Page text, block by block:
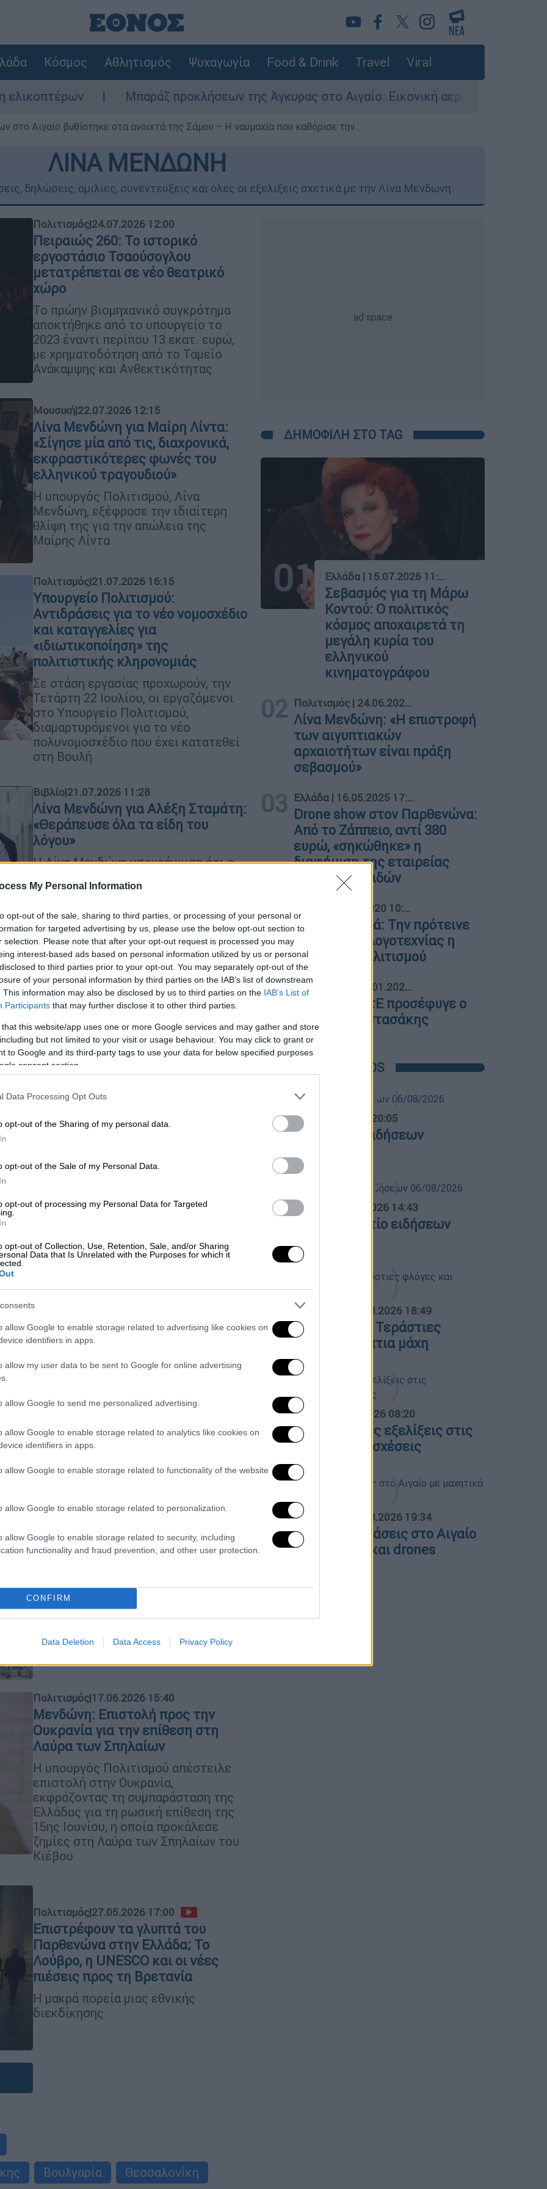
My Personal Information
opt-out of the sale, sharing to third parties, or processing of your personal or
for targeted advertising by us, please use the below opt-out section to
selection. Please note that after your opt-out request is processed you may
interest-based ads based on personal information utilized by us or personal
to third parties prior to your opt-out. You may separately opt-out of the
of your personal information by third parties on the IAB’s list of downstream
This information may also be disclosed by us to third parties on the IAB’s List of
Participants that may further disclose it to other third parties.
that this website/app uses one or more Google services and may gather and store
but not limited to your visit or usage behaviour. You may click to grant or
to Google and its third-party tags to use your data for below specified purposes
consent section.
Data Processing Opt Outs
opt-out of the Sharing of my personal data.
opt-out of the Sale of my Personal Data.
opt-out of processing my Personal Data for Targeted
opt-out of Collection, Use, Retention, Sale, and/or Sharing
Data that Is Unrelated with the Purposes for which it
allow Google to enable storage related to advertising like cookies on
identifiers in apps.
allow my user data to be sent to Google for online advertising
allow Google to send me personalized advertising.
allow Google to enable storage related to analytics like cookies on
identifiers in apps.
allow Google to enable storage related to functionality of the website
allow Google to enable storage related to personalization.
allow Google to enable storage related to security, including
functionality and fraud prevention, and other user protection.
CONFIRM
Data Deletion Data Access Privacy Policy
Κόσμος Αθλητισμός Ψυχαγωγία Food & Drink Travel Viral
Μπαράζ προκλήσεων της Άγκυρας στο Αιγαίο: Εικονική αερομαχία ανάμεσα σε ελληνικά
στο Αιγαίο βυθίστηκε στα ανοιχτά της Σάμου – Η ναυμαχία που καθόρισε την...
ΛΙΝΑ ΜΕΝΔΩΝΗ
δηλώσεις, ομιλίες, συνεντεύξεις και όλες οι εξελίξεις σχετικά με την Λίνα Μενδώνη.
Πολιτισμός|24.07.2026 12:00
Πειραιώς 260: Το ιστορικό
εργοστάσιο Τσαούσογλου
μετατρέπεται σε νέο θεατρικό
χώρο
Το πρώην βιομηχανικό συγκρότημα
αποκτήθηκε από το υπουργείο το
2023 έναντι περίπου 13 εκατ. ευρώ,
με χρηματοδότηση από το Ταμείο
Ανάκαμψης και Ανθεκτικότητας
Μουσική|22.07.2026 12:15
Λίνα Μενδώνη για Μαίρη Λίντα:
«Σίγησε μία από τις, διαχρονικά,
εκφραστικότερες φωνές του
ελληνικού τραγουδιού»
Η υπουργός Πολιτισμού, Λίνα
Μενδώνη, εξέφρασε την ιδιαίτερη
θλίψη της για την απώλεια της
Μαίρης Λίντα
Πολιτισμός|21.07.2026 16:15
Υπουργείο Πολιτισμού:
Αντιδράσεις για το νέο νομοσχέδιο
και καταγγελίες για
«ιδιωτικοποίηση» της
πολιτιστικής κληρονομιάς
Σε στάση εργασίας προχωρούν, την
Τετάρτη 22 Ιουλίου, οι εργαζόμενοι
στο Υπουργείο Πολιτισμού,
διαμαρτυρόμενοι για το νέο
πολυνομοσχέδιο που έχει κατατεθεί
στη Βουλή
Βιβλίο|21.07.2026 11:28
Λίνα Μενδώνη για Αλέξη Σταμάτη:
«Θεράπευσε όλα τα είδη του
λόγου»
Η Λίνα Μενδώνη υπογράμμισε ότι ο
σπάνιες εκείνες περιπτώσεις που
αναγνωστικού κοινού με τη θεσμική
αναγνώριση»
Ελλάδα |15.07.2026 11:47
Σεβασμός για τη Μάρω Κοντού: Ο
πολιτικός κόσμος αποχαιρετά τη
μεγάλη κυρία του ελληνικού
κινηματογράφου
Η τελευταία των μεγάλων
πρωταγωνιστριών
Ετοιμάζεται Εθνικό Μουσείο για
ευρώ για τη δημιουργία του
του Εθνικού Μουσείου για το 1821
από τον υπουργό Εθνικής Άμυνας
Πολιτισμού Λίνα Μενδώνη
Πολιτισμός|24.06.2026 15:37
Λίνα Μενδώνη: «Η επιστροφή των
αιγυπτιακών αρχαιοτήτων είναι
Η υπουργός Πολιτισμού Λίνα
Μενδώνη παρέδωσε στον Πρέσβη
της Αραβικής Δημοκρατίας της
Αιγύπτου στην Ελλάδα, Omar Amer
πολιτισμού, τα οποία είχαν
Ιστορική ημέρα: Συμπληρώθηκε
το δυτικό αέτωμα του Παρθενώνα
Για πρώτη φορά μετά από περίπου 220
χρόνια, η δυτική όψη του Παρθενώνα
Πολιτισμού στην πληρέστερη δυνατή
Πολιτισμός|17.06.2026 15:40
Μενδώνη: Επιστολή προς την
Ουκρανία για την επίθεση στη
Λαύρα των Σπηλαίων
Η υπουργός Πολιτισμού απέστειλε
επιστολή στην Ουκρανία,
εκφράζοντας τη συμπαράσταση της
Ελλάδας για τη ρωσική επίθεση της
15ης Ιουνίου, η οποία προκάλεσε
ζημίες στη Λαύρα των Σπηλαίων του
Κιέβου
Πολιτισμός|27.05.2026 17:00
Επιστρέφουν τα γλυπτά του
Παρθενώνα στην Ελλάδα; Το
Λούβρο, η UNESCO και οι νέες
πιέσεις προς τη Βρετανία
Η μακρά πορεία μιας εθνικής
διεκδίκησης
Βουλγαρία Θεσσαλονίκη
ΔΗΜΟΦΙΛΗ ΣΤΟ TAG
01 Ελλάδα | 15.07.2026 11:47
Σεβασμός για τη Μάρω
Κοντού: Ο πολιτικός
κόσμος αποχαιρετά τη
μεγάλη κυρία του
ελληνικού
κινηματογράφου
02 Πολιτισμός | 24.06.2026 15:37
Λίνα Μενδώνη: «Η επιστροφή
των αιγυπτιακών
αρχαιοτήτων είναι πράξη
σεβασμού»
03 Ελλάδα | 16.05.2025 17:32
Drone show στον Παρθενώνα:
Από το Ζάππειο, αντί 380
ευρώ, «σηκώθηκε» η
διαφήμιση της εταιρείας
αθλητικών ειδών
04 24.02.2020 10:07
Κική Δημουλά: Την πρότεινε
για Νόμπελ Λογοτεχνίας η
υπουργός Πολιτισμού
05 Πολιτισμός 08.01.2020 17:31
ΚΘΒΕ: Στο ΣτΕ προσέφυγε ο
Γιάννης Αναστασάκης
POPULAR VIDEOS
Κεντρικό... 06.08.2026 20:05
Κεντρικό δελτίο ειδήσεων
Μεσημεριανό... 06.08.2026 14:43
Μεσημεριανό δελτίο ειδήσεων
ΑΠΟΣΠΑΣΜΑΤΑ... 06.08.2026 18:49
Φωτιά στη Σκύρο: Τεράστιες
φλόγες και ολονύχτια μάχη
Ώρα Ελλάδος... 06.08.2026 08:20
Όλες οι τελευταίες εξελίξεις στις
ελληνοτουρκικές σχέσεις
ΑΠΟΣΠΑΣΜΑΤΑ... 06.08.2026 19:34
Τουρκικές παραβιάσεις στο Αιγαίο
με μαχητικά F-16 και drones